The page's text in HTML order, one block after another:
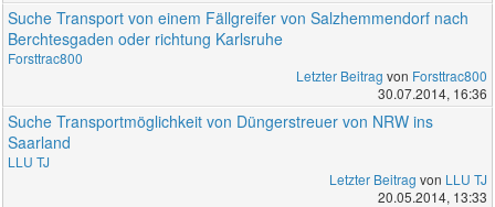
Suche Transport von einem Fällgreifer von Salzhemmendorf nach
Berchtesgaden oder richtung Karlsruhe
Forsttrac800
Letzter Beitrag von Forsttrac800
30.07.2014, 16:36
Suche Transportmöglichkeit von Düngerstreuer von NRW ins
Saarland
LLU TJ
Letzter Beitrag von LLU TJ
20.05.2014, 13:33